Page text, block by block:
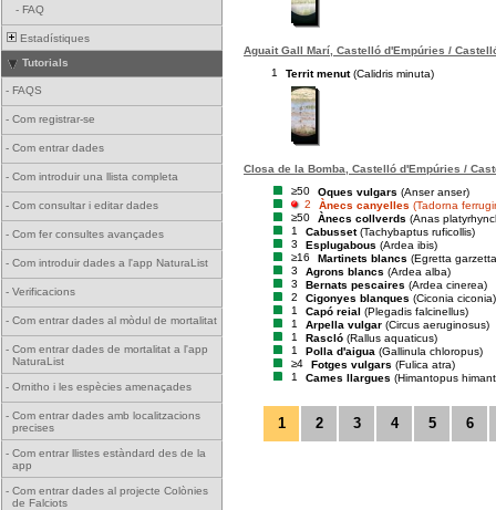
- FAQ
Estadístiques
Tutorials
- FAQS
- Com registrar-se
- Com entrar dades
- Com introduir una llista completa
- Com consultar i editar dades
- Com fer consultes avançades
- Com introduir dades a l'app NaturaList
- Verificacions
- Com entrar dades al mòdul de mortalitat
- Com entrar dades de mortalitat a l'app
NaturaList
- Ornitho i les espècies amenaçades
- Com entrar dades amb localitzacions
precises
- Com entrar llistes estàndard des de la
app
- Com entrar dades al projecte Colònies
de Falciots
Aguait Gall Marí, Castelló d'Empúries /
1
Territ menut (Calidris minuta)
Closa de la Bomba, Castelló d'Empúries /
≥50
Oques vulgars (Anser anser)
2
Ànecs canyelles (Tadorna
≥50
Ànecs collverds (Anas
1
Cabusset (Tachybaptus ruficollis)
3
Esplugabous (Ardea ibis)
≥16
Martinets blancs (Egretta
3
Agrons blancs (Ardea alba)
3
Bernats pescaires (Ardea cinerea)
2
Cigonyes blanques (Ciconia ciconia)
1
Capó reial (Plegadis falcinellus)
1
Arpella vulgar (Circus aeruginosus)
1
Rascló (Rallus aquaticus)
1
Polla d'aigua (Gallinula chloropus)
≥4
Fotges vulgars (Fulica atra)
1
Cames llargues (Himantopus
1 2 3 4 5 6